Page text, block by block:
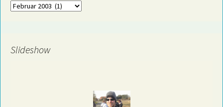
Archiv
Slideshow